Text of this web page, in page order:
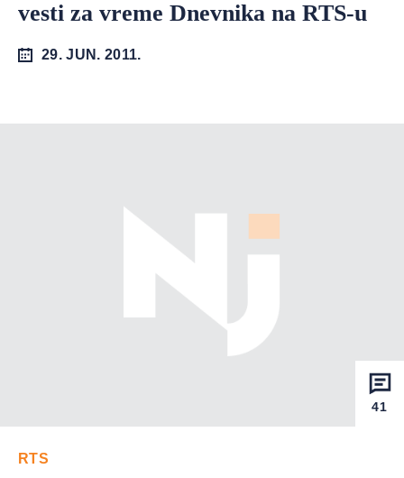
vesti za vreme Dnevnika na RTS-u
29. JUN. 2011.
41
RTS